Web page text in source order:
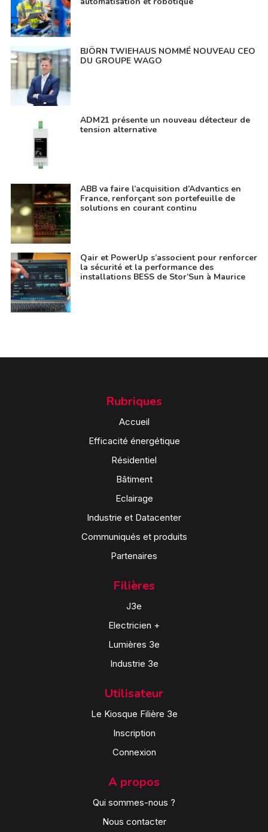
BJÖRN TWIEHAUS NOMMÉ NOUVEAU CEO
DU GROUPE WAGO
ADM21 présente un nouveau détecteur de
tension alternative
ABB va faire l’acquisition d’Advantics en
France, renforçant son portefeuille de
solutions en courant continu
Qair et PowerUp s’associent pour renforcer
la sécurité et la performance des
installations BESS de Stor’Sun à Maurice
Rubriques
Accueil
Efficacité énergétique
Résidentiel
Bâtiment
Eclairage
Industrie et Datacenter
Communiqués et produits
Partenaires
Filières
J3e
Electricien +
Lumières 3e
Industrie 3e
Utilisateur
Le Kiosque Filière 3e
Inscription
Connexion
A propos
Qui sommes-nous ?
Nous contacter